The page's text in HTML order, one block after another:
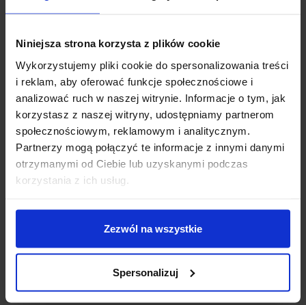
Niniejsza strona korzysta z plików cookie
Wykorzystujemy pliki cookie do spersonalizowania treści
i reklam, aby oferować funkcje społecznościowe i
analizować ruch w naszej witrynie. Informacje o tym, jak
korzystasz z naszej witryny, udostępniamy partnerom
społecznościowym, reklamowym i analitycznym.
Partnerzy mogą połączyć te informacje z innymi danymi
otrzymanymi od Ciebie lub uzyskanymi podczas
korzystania z ich usług.
Zezwól na wszystkie
Spersonalizuj
ZASŁONY WELUROWE METOR
Z KRYSZTAŁKAMI 140×250
SILVER ZASŁONY
DEKORACYJNE
Dodaj do koszyka
ZASŁONY WELUROWE MODEL
METOR Z KRYSZTAŁKAMI
CYRKONIE 140×270 BABY
69,99
Dodaj do koszyka